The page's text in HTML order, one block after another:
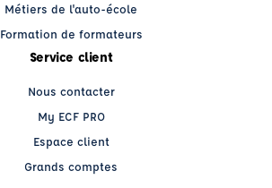
Métiers de l'auto-école
Formation de formateurs
Service client
Nous contacter
My ECF PRO
Espace client
Grands comptes